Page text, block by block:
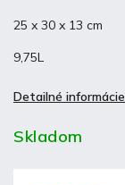
25 x 30 x 13 cm
9,75L
Detailné informácie
Skladom